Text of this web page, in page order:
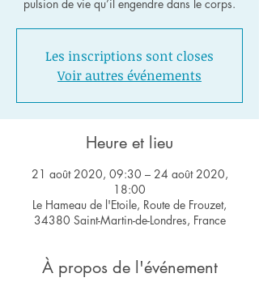
pulsion de vie qu’il engendre dans le corps.
Les inscriptions sont closes
Voir autres événements
Heure et lieu
21 août 2020, 09:30 – 24 août 2020,
18:00
Le Hameau de l'Etoile, Route de Frouzet,
34380 Saint-Martin-de-Londres, France
À propos de l'événement